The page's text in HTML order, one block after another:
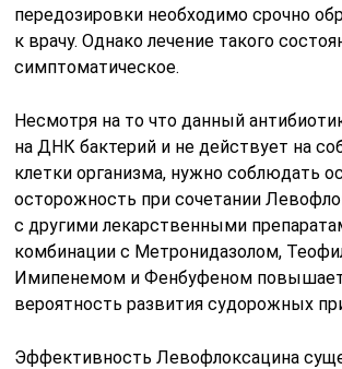
передозировки необходимо срочно
к врачу. Однако лечение такого
симптоматическое.
Несмотря на то что данный
на ДНК бактерий и не действует на
клетки организма, нужно соблюдать
осторожность при сочетании
с другими лекарственными
комбинации с Метронидазолом,
Имипенемом и Фенбуфеном
вероятность развития судорожных
Эффективность Левофлоксацина